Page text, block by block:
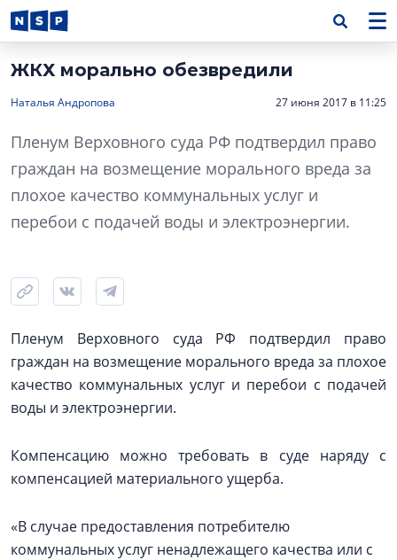
ЖКХ морально обезвредили
Наталья Андропова 27 июня 2017 в 11:25
Пленум Верховного суда РФ подтвердил право
граждан на возмещение морального вреда за
плохое качество коммунальных услуг и
перебои с подачей воды и электроэнергии.
Пленум Верховного суда РФ подтвердил право
граждан на возмещение морального вреда за плохое
качество коммунальных услуг и перебои с подачей
воды и электроэнергии.
Компенсацию можно требовать в суде наряду с
компенсацией материального ущерба.
«В случае предоставления потребителю
коммунальных услуг ненадлежащего качества или с